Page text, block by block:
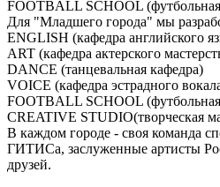
FOOTBALL SCHOOL
Для "Младшего города" мы
ENGLISH (кафедра английского
ART (кафедра актерского
DANCE (танцевальная кафедра)
VOICE (кафедра эстрадного
FOOTBALL SCHOOL
CREATIVE STUDIO(творческая
В каждом городе - своя команда
ГИТИСа, заслуженные артисты
друзей.